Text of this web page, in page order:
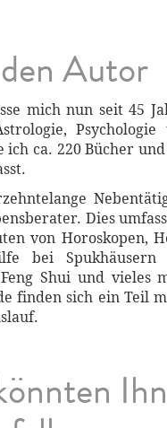
Autor
mich nun seit 45
ich ca. 220 Bücher
Dies
von Horoskopen,
bei Spukhäusern
Shui und vieles
finden sich ein Teil